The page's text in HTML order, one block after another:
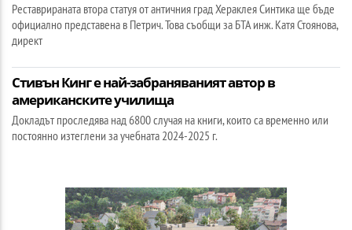
Реставрираната втора статуя от античния град Хераклея Синтика ще бъде
официално представена в Петрич. Това съобщи за БТА инж. Катя Стоянова,
директ
Стивън Кинг е най-забраняваният автор в
американските училища
Докладът проследява над 6800 случая на книги, които са временно или
постоянно изтеглени за учебната 2024-2025 г.